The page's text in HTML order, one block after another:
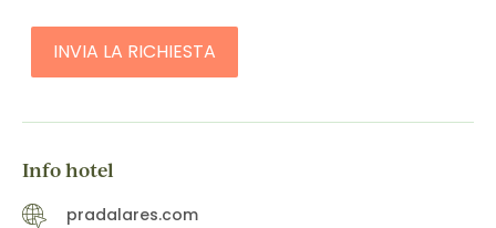
INVIA LA RICHIESTA
Info hotel
pradalares.com